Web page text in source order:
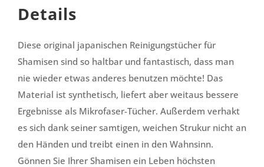
Details
Diese original japanischen Reinigungstücher für
Shamisen sind so haltbar und fantastisch, dass man
nie wieder etwas anderes benutzen möchte! Das
Material ist synthetisch, liefert aber weitaus bessere
Ergebnisse als Mikrofaser-Tücher. Außerdem verhakt
es sich dank seiner samtigen, weichen Strukur nicht an
den Händen und treibt einen in den Wahnsinn.
Gönnen Sie Ihrer Shamisen ein Leben höchsten